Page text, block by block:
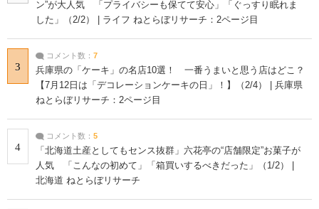
ン”が大人気 「プライバシーも保てて安心」「ぐっすり眠れま
した」（2/2） | ライフ ねとらぼリサーチ：2ページ目
3
コメント数： 7
兵庫県の「ケーキ」の名店10選！ 一番うまいと思う店はどこ？
【7月12日は「デコレーションケーキの日」！】（2/4） | 兵庫県
ねとらぼリサーチ：2ページ目
4
コメント数： 5
「北海道土産としてもセンス抜群」六花亭の“店舗限定”お菓子が
人気 「こんなの初めて」「箱買いするべきだった」（1/2） |
北海道 ねとらぼリサーチ